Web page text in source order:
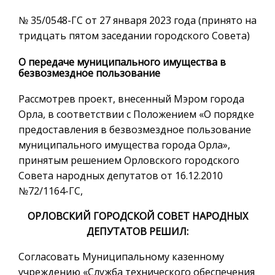
№ 35/0548-ГС от 27 января 2023 года (принято на
тридцать пятом заседании городского Совета)
О передаче муниципального имущества в
безвозмездное пользование
Рассмотрев проект, внесенный Мэром города
Орла, в соответствии с Положением «О порядке
предоставления в безвозмездное пользование
муниципального имущества города Орла»,
принятым решением Орловского городского
Совета народных депутатов от 16.12.2010
№72/1164-ГС,
ОРЛОВСКИЙ ГОРОДСКОЙ СОВЕТ НАРОДНЫХ
ДЕПУТАТОВ РЕШИЛ:
Согласовать Муниципальному казенному
учреждению «Служба технического обеспечения